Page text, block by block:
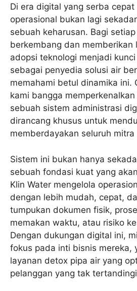
Di era digital yang serba cepat
operasional bukan lagi
sebuah keharusan. Bagi
berkembang dan memberikan
adopsi teknologi menjadi
sebagai penyedia solusi air
memahami betul dinamika ini.
kami bangga
sebuah sistem administrasi
dirancang khusus untuk
memberdayakan seluruh mitra
Sistem ini bukan hanya
sebuah fondasi kuat yang
Klin Water mengelola
dengan lebih mudah, cepat,
tumpukan dokumen fisik,
memakan waktu, atau risiko
Dengan dukungan digital ini,
fokus pada inti bisnis mereka,
layanan detox pipa air yang
pelanggan yang tak